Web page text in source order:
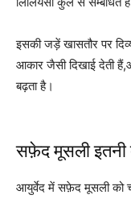
इसकी जड़ें खासतौर पर
आकार जैसी दिखाई देती
बढ़ता है।
सफ़ेद मूसली इतनी
आयुर्वेद में सफ़ेद मूसली को